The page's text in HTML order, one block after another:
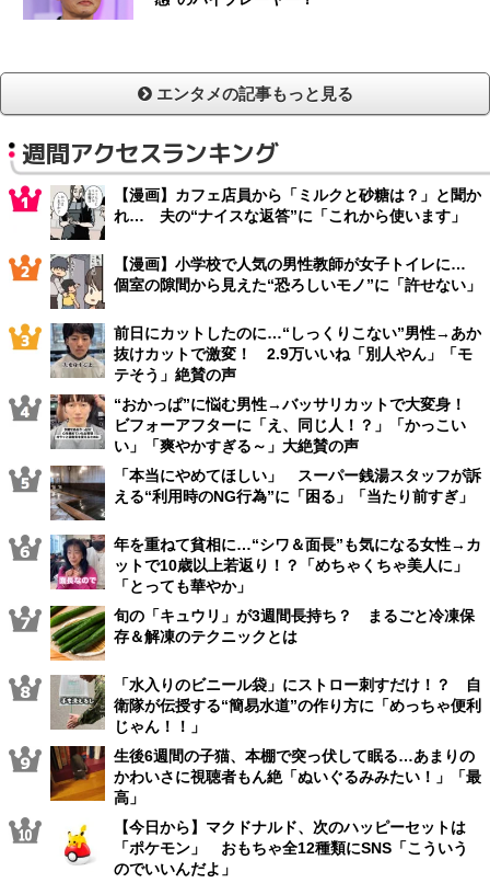
エンタメの記事もっと見る
週間アクセスランキング
【漫画】カフェ店員から「ミルクと砂糖は？」と聞か
れ… 夫の“ナイスな返答”に「これから使います」
【漫画】小学校で人気の男性教師が女子トイレに…
個室の隙間から見えた“恐ろしいモノ”に「許せない」
前日にカットしたのに…“しっくりこない”男性→あか
抜けカットで激変！ 2.9万いいね「別人やん」「モ
テそう」絶賛の声
“おかっぱ”に悩む男性→バッサリカットで大変身！
ビフォーアフターに「え、同じ人！？」「かっこい
い」「爽やかすぎる～」大絶賛の声
「本当にやめてほしい」 スーパー銭湯スタッフが訴
える“利用時のNG行為”に「困る」「当たり前すぎ」
年を重ねて貧相に…“シワ＆面長”も気になる女性→カ
ットで10歳以上若返り！？「めちゃくちゃ美人に」
「とっても華やか」
旬の「キュウリ」が3週間長持ち？ まるごと冷凍保
存＆解凍のテクニックとは
「水入りのビニール袋」にストロー刺すだけ！？ 自
衛隊が伝授する“簡易水道”の作り方に「めっちゃ便利
じゃん！！」
生後6週間の子猫、本棚で突っ伏して眠る…あまりの
かわいさに視聴者もん絶「ぬいぐるみみたい！」「最
高」
【今日から】マクドナルド、次のハッピーセットは
「ポケモン」 おもちゃ全12種類にSNS「こういう
のでいいんだよ」